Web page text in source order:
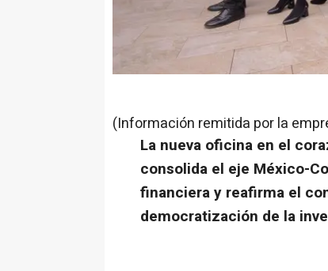
(Información remitida por la
La nueva oficina en el
consolida el eje México-
financiera y reafirma el
democratización de la